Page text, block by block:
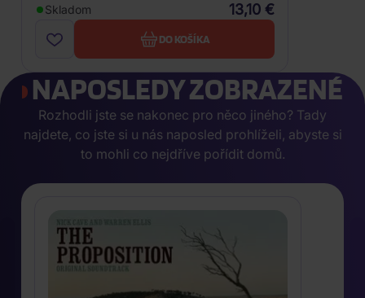
Skladom 13,10 €
DO KOŠÍKA
NAPOSLEDY ZOBRAZENÉ
Rozhodli jste se nakonec pro něco jiného? Tady
najdete, co jste si u nás naposled prohlíželi, abyste si
to mohli co nejdříve pořídit domů.